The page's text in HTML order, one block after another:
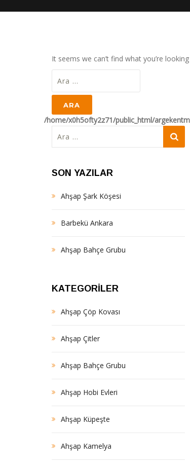
It seems we can’t find what you’re
/home/x0h5ofty2z71/public_html/
SON YAZILAR
Ahşap Şark Köşesi
Barbekü Ankara
Ahşap Bahçe Grubu
KATEGORILER
Ahşap Çöp Kovası
Ahşap Çitler
Ahşap Bahçe Grubu
Ahşap Hobi Evleri
Ahşap Küpeşte
Ahşap Kamelya